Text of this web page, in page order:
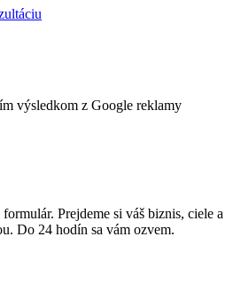
výsledkom z Google reklamy
Prejdeme si váš biznis, ciele a
Do 24 hodín sa vám ozvem.